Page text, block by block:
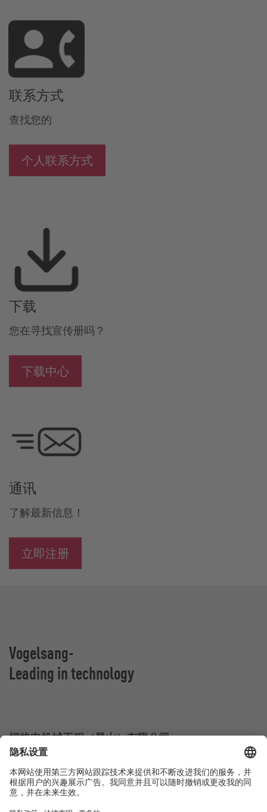
联系方式
查找您的
个人联系方式
下载
您在寻找宣传册吗？
下载中心
通讯
了解最新信息！
立即注册
Vogelsang-
Leading in technology
福格申机械工程（昆山）有限公司
江苏省昆山市杜鹃路555号
中国昆山